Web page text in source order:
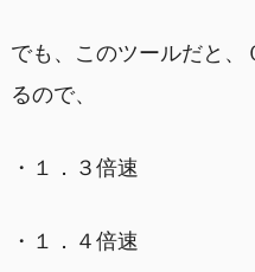
でも、このツールだと、
るので、
・１．３倍速
・１．４倍速